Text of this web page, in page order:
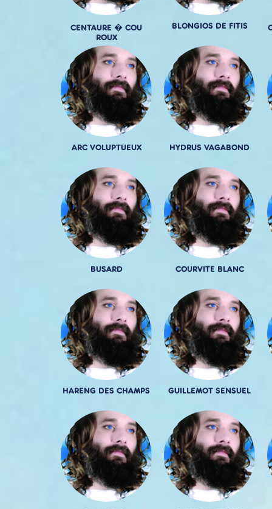
CENTAURE � COU
ROUX
BLONGIOS DE FITIS
ARC VOLUPTUEUX HYDRUS VAGABOND
BUSARD COURVITE BLANC
HARENG DES CHAMPS GUILLEMOT SENSUEL